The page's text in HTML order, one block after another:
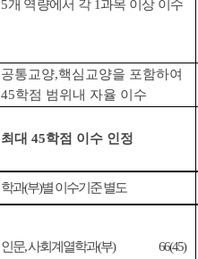
5개 역량에서 각 1과목 이상 이수
공통교양,핵심교양을 포함하여
45학점 범위내 자율 이수
최대 45학점 이수 인정
학과(부)별 이수기준 별도
인문,사회계열학과(부)
66(45)